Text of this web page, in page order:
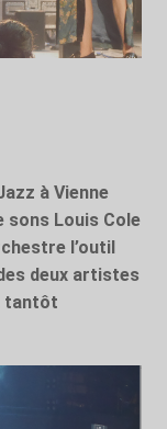
à Vienne
sons Louis Cole
l’outil
deux artistes
tantôt